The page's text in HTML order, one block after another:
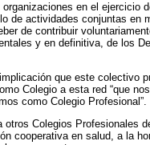
en el ejercicio
de actividades conjuntas en
de contribuir
y en definitiva, de los
que este colectivo
Colegio a esta red “que
como Colegio Profesional”.
otros Colegios Profesionales
cooperativa en salud, a la